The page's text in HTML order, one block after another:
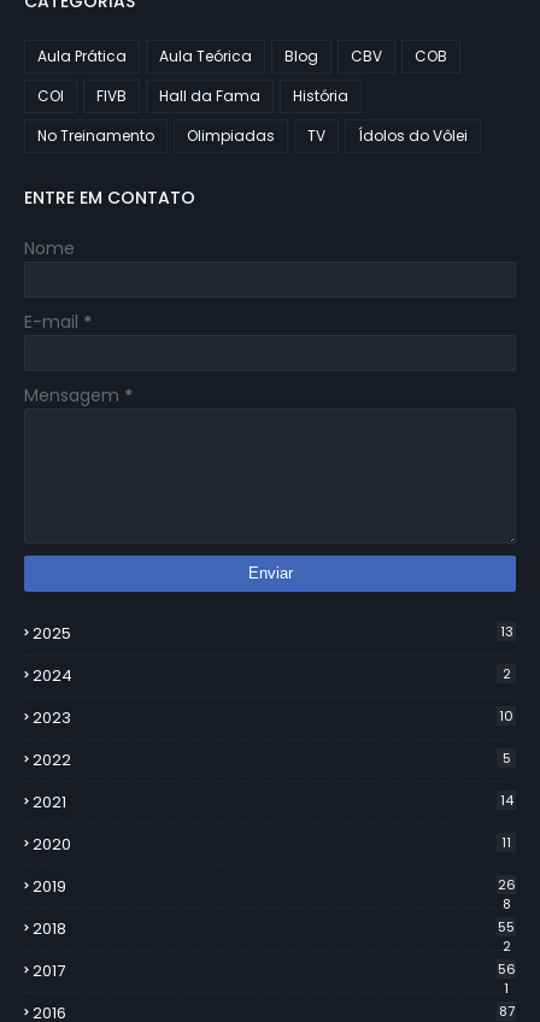
Aula Prática Aula Teórica Blog CBV
COB
COI
FIVB Hall da Fama
História
No Treinamento
Olimpiadas TV Ídolos do Vôlei
ENTRE EM CONTATO
Nome
E-mail *
Mensagem *
2025 13
2024 2
2023 10
2022 5
2021 14
2020 11
2019
26
8
2018
55
2
2017
56
1
2016
87